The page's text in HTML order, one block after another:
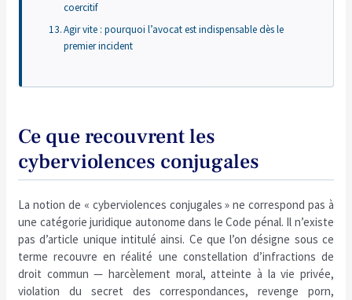
coercitif
Agir vite : pourquoi l’avocat est indispensable dès le
premier incident
Ce que recouvrent les
cyberviolences conjugales
La notion de « cyberviolences conjugales » ne correspond pas à
une catégorie juridique autonome dans le Code pénal. Il n’existe
pas d’article unique intitulé ainsi. Ce que l’on désigne sous ce
terme recouvre en réalité une constellation d’infractions de
droit commun — harcèlement moral, atteinte à la vie privée,
violation du secret des correspondances, revenge porn,